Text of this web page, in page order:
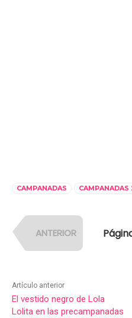
CAMPANADAS
ANTERIOR
Artículo anterior
El vestido negro de Lola
Lolita en las precampanadas